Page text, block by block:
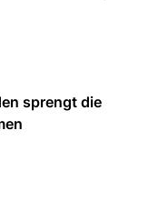
sprengt die